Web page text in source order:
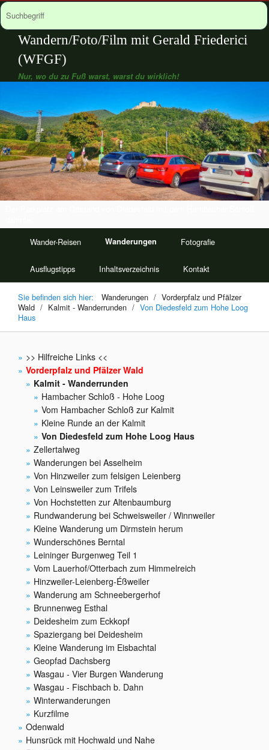
Wandern/Foto/Film mit Gerald Friederici
(WFGF)
Nur, wo du zu Fuß warst, warst du wirklich!
Wander-Reisen
Wanderungen Fotografie
Ausflugstipps Inhaltsverzeichnis Kontakt
Sie befinden sich hier: Wanderungen / Vorderpfalz und Pfälzer
Wald / Kalmit - Wanderrunden / Von Diedesfeld zum Hohe Loog
Haus
>> Hilfreiche Links <<
Vorderpfalz und Pfälzer Wald
Kalmit - Wanderrunden
Hambacher Schloß - Hohe Loog
Vom Hambacher Schloß zur Kalmit
Kleine Runde an der Kalmit
Von Diedesfeld zum Hohe Loog Haus
Zellertalweg
Wanderungen bei Asselheim
Von Hinzweiler zum felsigen Leienberg
Von Leinsweiler zum Trifels
Von Hochstetten zur Altenbaumburg
Rundwanderung bei Schweisweiler / Winnweiler
Kleine Wanderung um Dirmstein herum
Wunderschönes Berntal
Leininger Burgenweg Teil 1
Vom Lauerhof/Otterbach zum Himmelreich
Hinzweiler-Leienberg-Éßweiler
Wanderung am Schneebergerhof
Brunnenweg Esthal
Deidesheim zum Eckkopf
Spaziergang bei Deidesheim
Kleine Wanderung im Eisbachtal
Geopfad Dachsberg
Wasgau - Vier Burgen Wanderung
Wasgau - Fischbach b. Dahn
Winterwanderungen
Kurzfilme
Odenwald
Hunsrück mit Hochwald und Nahe